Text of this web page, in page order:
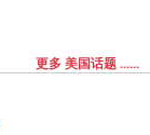
更多 美国话题 ......